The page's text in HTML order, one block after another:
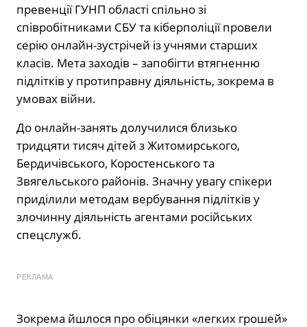
превенції ГУНП області спільно зі
співробітниками СБУ та кіберполіції провели
серію онлайн-зустрічей із учнями старших
класів. Мета заходів – запобігти втягненню
підлітків у протиправну діяльність, зокрема в
умовах війни.
До онлайн-занять долучилися близько
тридцяти тисяч дітей з Житомирського,
Бердичівського, Коростенського та
Звягельського районів. Значну увагу спікери
приділили методам вербування підлітків у
злочинну діяльність агентами російських
спецслужб.
РЕКЛАМА
Зокрема йшлося про обіцянки «легких грошей»